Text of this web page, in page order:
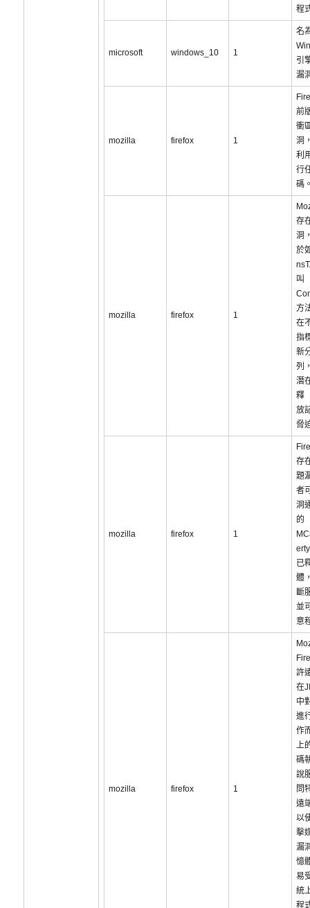
程
microsoft windows_10 1
名
引
漏
mozilla firefox 1
前
衝
洞
利
行
碼
mozilla firefox 1
存
洞
於
叫
方
在
指
新
列
潛
釋
放
脅
mozilla firefox 1
存
題
者
洞
的
已
體
斷
並
意
mozilla firefox 1
許
在
中
進
作
上
碼
說
問
遠
以
擊
漏
憶
易
統
程